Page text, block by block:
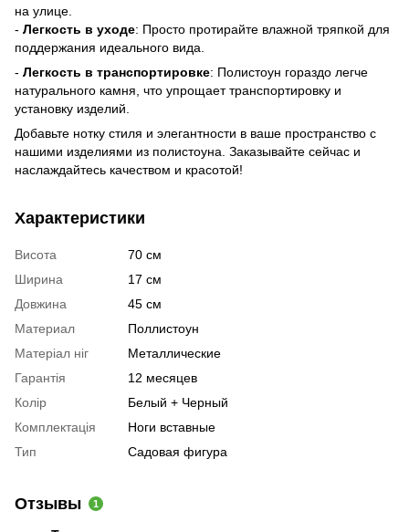
на улице.
- Легкость в уходе: Просто протирайте влажной тряпкой для
поддержания идеального вида.
- Легкость в транспортировке: Полистоун гораздо легче
натурального камня, что упрощает транспортировку и
установку изделий.
Добавьте нотку стиля и элегантности в ваше пространство с
нашими изделиями из полистоуна. Заказывайте сейчас и
наслаждайтесь качеством и красотой!
Характеристики
Висота
70 см
Ширина
17 см
Довжина
45 см
Материал
Поллистоун
Матеріал ніг
Металлические
Гарантія
12 месяцев
Колір
Белый + Черный
Комплектація
Ноги вставные
Тип
Садовая фигура
Отзывы 1